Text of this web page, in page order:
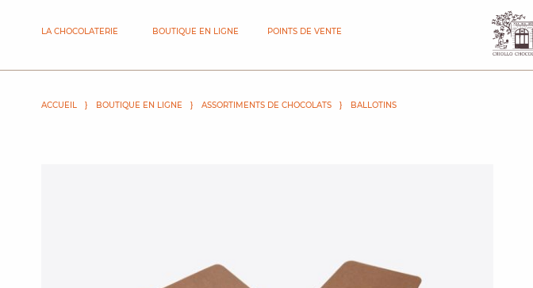
LA CHOCOLATERIE BOUTIQUE EN LIGNE POINTS DE VENTE
ACCUEIL BOUTIQUE EN LIGNE ASSORTIMENTS DE CHOCOLATS BALLOTINS